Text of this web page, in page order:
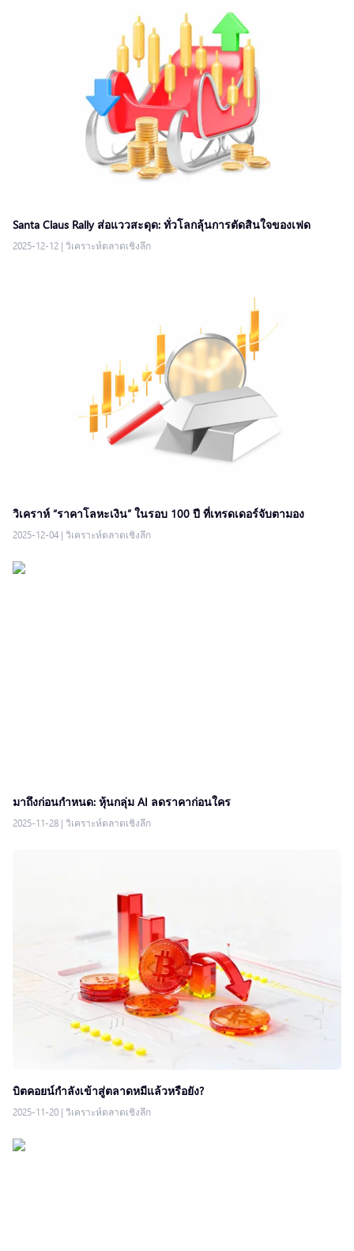
Santa Claus Rally ส่อแววสะดุด: ทั่วโลกลุ้นการตัดสินใจของเฟด
2025-12-12 | วิเคราะห์ตลาดเชิงลึก
วิเคราห์ “ราคาโลหะเงิน” ในรอบ 100 ปี ที่เทรดเดอร์จับตามอง
2025-12-04 | วิเคราะห์ตลาดเชิงลึก
มาถึงก่อนกำหนด: หุ้นกลุ่ม AI ลดราคาก่อนใคร
2025-11-28 | วิเคราะห์ตลาดเชิงลึก
บิตคอยน์กำลังเข้าสู่ตลาดหมีแล้วหรือยัง?
2025-11-20 | วิเคราะห์ตลาดเชิงลึก